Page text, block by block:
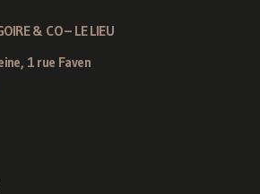
& CO – LE LIEU
1 rue Faven